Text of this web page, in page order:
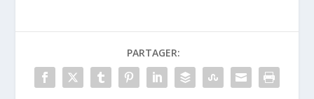
PARTAGER: